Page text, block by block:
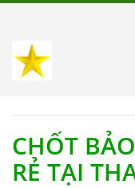
CHỐT
RẺ TẠI